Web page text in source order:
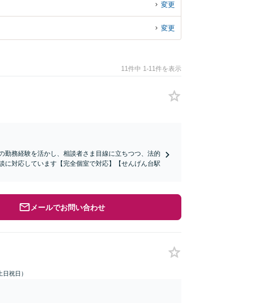
変更
変更
11件中 1-11件を表示
勤務経験を活かし、相談者さま目線に立ちつつ、法的
対応しています【完全個室で対応】【せんげん台駅
メールでお問い合わせ
祝日）